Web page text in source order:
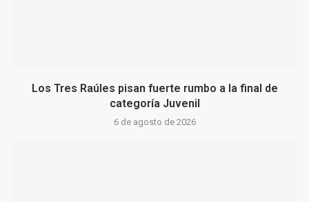
Los Tres Raúles pisan fuerte rumbo a la final de
categoría Juvenil
6 de agosto de 2026